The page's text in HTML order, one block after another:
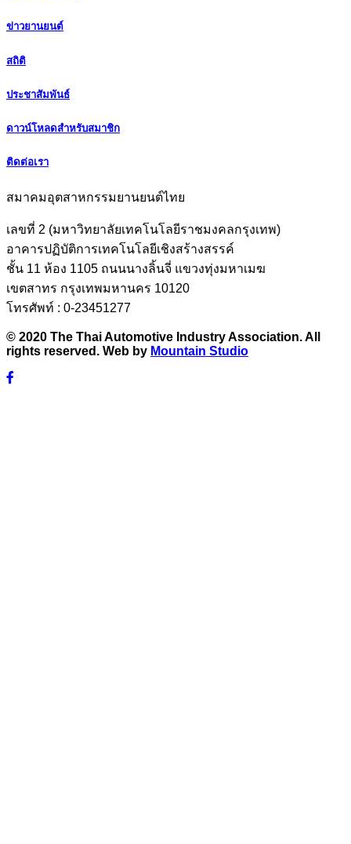
ข่าวยานยนต์
สถิติ
ประชาสัมพันธ์
ดาวน์โหลดสำหรับสมาชิก
ติดต่อเรา
สมาคมอุตสาหกรรมยานยนต์ไทย
เลขที่ 2 (มหาวิทยาลัยเทคโนโลยีราชมงคลกรุงเทพ)
อาคารปฏิบัติการเทคโนโลยีเชิงสร้างสรรค์
ชั้น 11 ห้อง 1105 ถนนนางลิ้นจี่ แขวงทุ่งมหาเมฆ
เขตสาทร กรุงเทพมหานคร 10120
โทรศัพท์ : 0-23451277
© 2020 The Thai Automotive Industry Association. All
rights reserved. Web by Mountain Studio